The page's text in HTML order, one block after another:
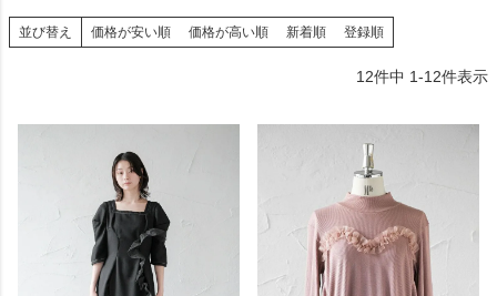
並び替え 価格が安い順 価格が高い順 新着順 登録順
12件中 1-12件表示